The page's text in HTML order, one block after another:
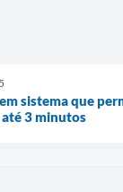
sistema que
até 3 minutos